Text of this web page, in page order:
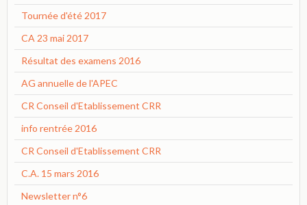
Tournée d'été 2017
CA 23 mai 2017
Résultat des examens 2016
AG annuelle de l'APEC
CR Conseil d'Etablissement CRR
info rentrée 2016
CR Conseil d'Etablissement CRR
C.A. 15 mars 2016
Newsletter n°6